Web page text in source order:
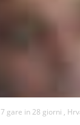
7 gare in 28 giorni ,